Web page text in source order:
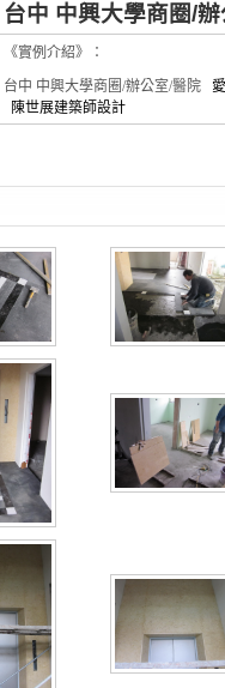
台中 中興大學商圈/
《實例介紹》：
台中 中興大學商圈/辦公室/醫院
陳世展建築師設計